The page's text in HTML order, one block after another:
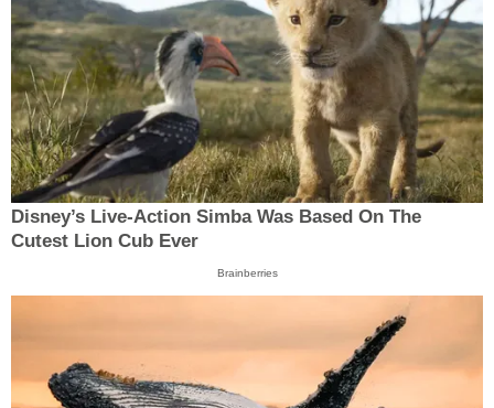
Disney’s Live-Action Simba Was Based On The
Cutest Lion Cub Ever
Brainberries